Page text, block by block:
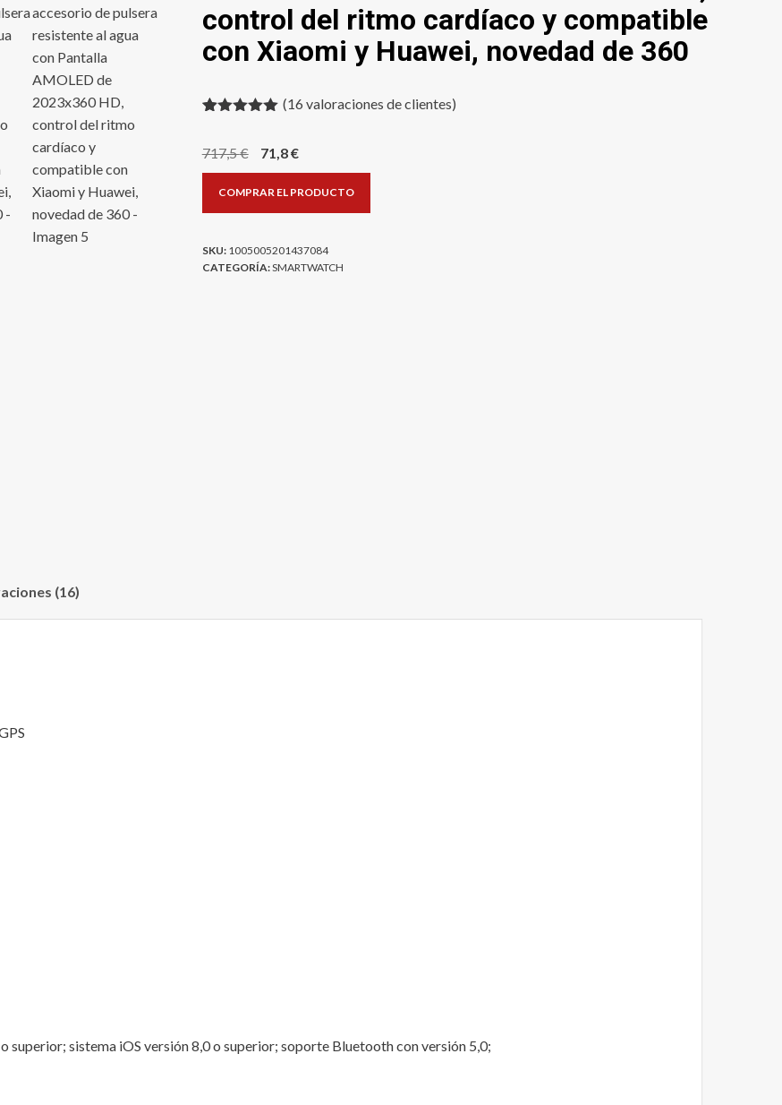
control del ritmo cardíaco y compatible
con Xiaomi y Huawei, novedad de 360
5 en base
de clientes
(16 valoraciones de clientes)
717,5€
El
precio
original
era:
71,8€El
precio
actual
es:
COMPRAR EL PRODUCTO
SKU: 1005005201437084
CATEGORÍA:SMARTWATCH
(16)
superior; sistema iOS versión 8,0 o superior; soporte Bluetooth con versión 5,0;